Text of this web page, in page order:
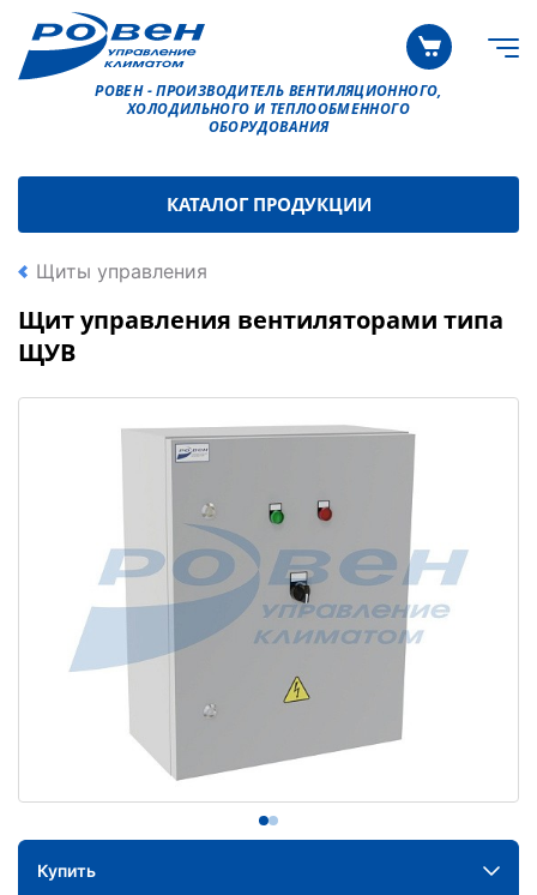
РОВЕН - ПРОИЗВОДИТЕЛЬ ВЕНТИЛЯЦИОННОГО,
ХОЛОДИЛЬНОГО И ТЕПЛООБМЕННОГО
ОБОРУДОВАНИЯ
КАТАЛОГ ПРОДУКЦИИ
Щиты управления
Щит управления вентиляторами типа
ЩУВ
Купить